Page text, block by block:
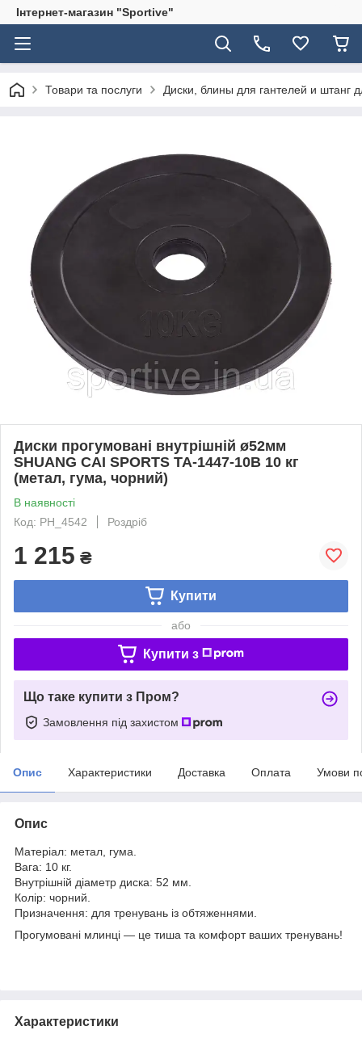
Інтернет-магазин "Sportive"
Товари та послуги Диски, блины для гантелей и штанг
Диски прогумовані внутрішній ø52мм
SHUANG CAI SPORTS TA-1447-10B 10 кг
(метал, гума, чорний)
В наявності
Код: PH_4542
Роздріб
1 215 ₴
Купити
або
Купити з
Що таке купити з Пром?
Замовлення під захистом
Опис Характеристики Доставка Оплата Умови
Опис
Матеріал: метал, гума.
Вага: 10 кг.
Внутрішній діаметр диска: 52 мм.
Колір: чорний.
Призначення: для тренувань із обтяженнями.
Прогумовані млинці — це тиша та комфорт ваших тренувань!
Характеристики